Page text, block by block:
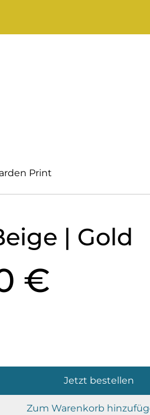
Print
| Gold
€
Jetzt bestellen
Zum Warenkorb